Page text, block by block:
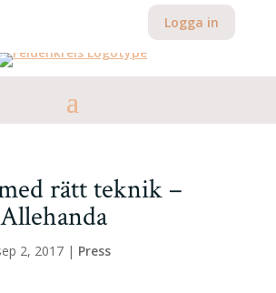
Logga in
rätt teknik –
2, 2017| Press